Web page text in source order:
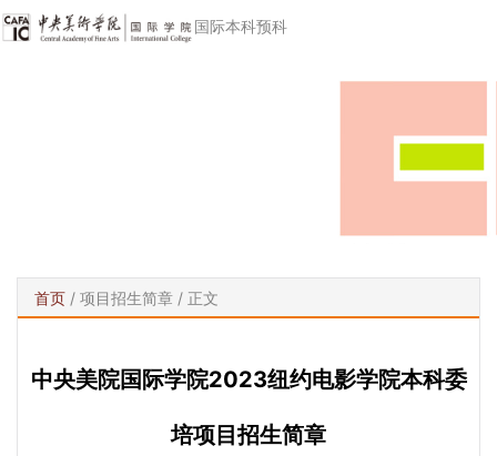
国际本科预科
首页 / 项目招生简章 / 正文
中央美院国际学院2023纽约电影学院本科委
培项目招生简章